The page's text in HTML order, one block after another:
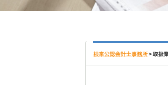
根来公認会計士事務所>取扱